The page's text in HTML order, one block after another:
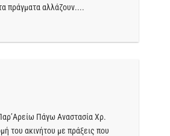
πράγματα αλλάζουν....
Πάγω Αναστασία Χρ.
του ακινήτου με πράξεις που